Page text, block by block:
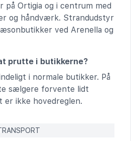
på Ortigia og i centrum med
og håndværk. Strandudstyr
ved Arenella og
prutte i butikkerne?
i normale butikker. På
sælgere forvente lidt
er ikke hovedreglen.